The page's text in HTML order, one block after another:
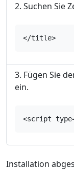
Suchen Sie
</title>
Fügen Sie
ein.
<script
Installation